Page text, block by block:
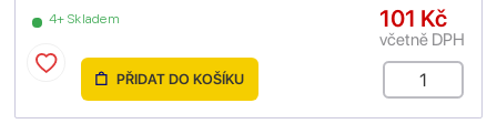
4+ Skladem 101 Kč
včetně DPH
PŘIDAT DO KOŠÍKU